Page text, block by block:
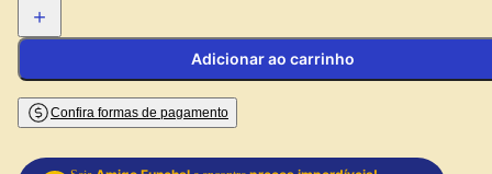
+
Adicionar ao carrinho
Confira formas de pagamento